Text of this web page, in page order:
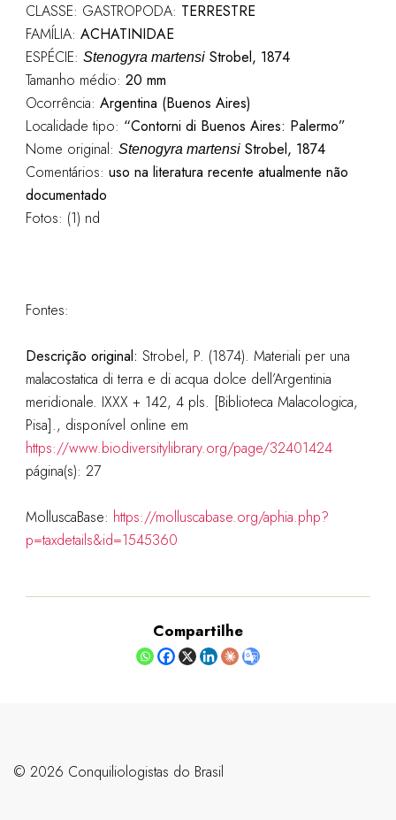
CLASSE: GASTROPODA: TERRESTRE
FAMÍLIA: ACHATINIDAE
ESPÉCIE: Stenogyra martensiStrobel, 1874
Tamanho médio: 20 mm
Ocorrência: Argentina (Buenos Aires)
Localidade tipo: “Contorni di Buenos Aires: Palermo”
Nome original: Stenogyra martensiStrobel, 1874
Comentários: uso na literatura recente atualmente não
documentado
Fotos: (1) nd
Fontes:
Descrição original: Strobel, P. (1874). Materiali per una
malacostatica di terra e di acqua dolce dell’Argentinia
meridionale. IXXX + 142, 4 pls. [Biblioteca Malacologica,
Pisa]., disponível online em
https://www.biodiversitylibrary.org/page/32401424
página(s): 27
MolluscaBase: https://molluscabase.org/aphia.php?
p=taxdetails&id=1545360
Compartilhe
©️ 2026 Conquiliologistas do Brasil